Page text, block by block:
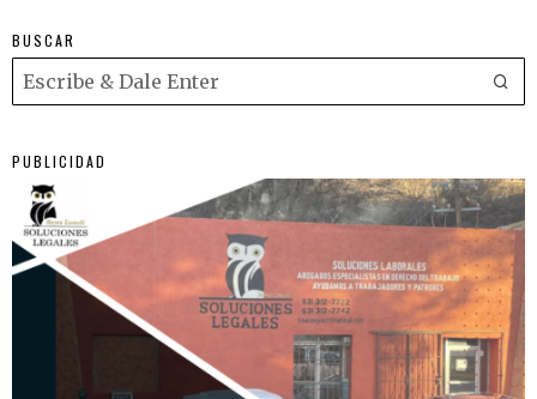
BUSCAR
PUBLICIDAD